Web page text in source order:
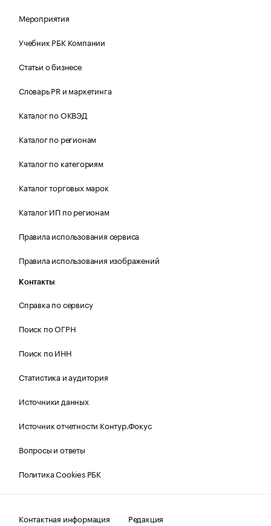
Мероприятия
Учебник РБК Компании
Статьи о бизнесе
Словарь PR и маркетинга
Каталог по ОКВЭД
Каталог по регионам
Каталог по категориям
Каталог торговых марок
Каталог ИП по регионам
Правила использования сервиса
Правила использования изображений
Контакты
Справка по сервису
Поиск по ОГРН
Поиск по ИНН
Статистика и аудитория
Источники данных
Источник отчетности Контур.Фокус
Вопросы и ответы
Политика Cookies РБК
Контактная информация Редакция